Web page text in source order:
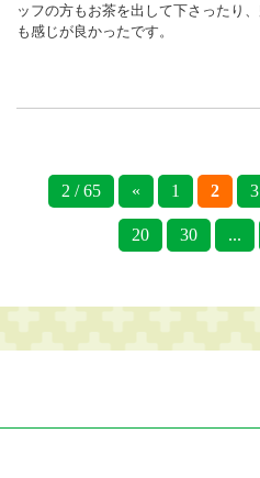
ッフの方もお茶を出して下さったり
も感じが良かったです。
2 / 65 « 1 2 3
20 30 ...